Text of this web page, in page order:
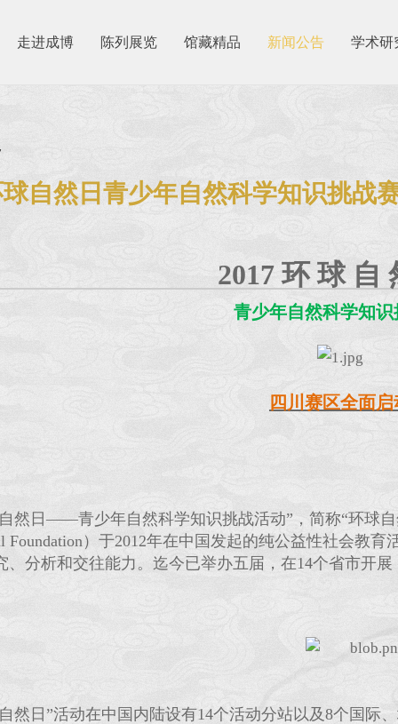
走进成博 陈列展览 馆藏精品 新闻公告 学术研
球自然日青少年自然科学知识挑战
2017 环 球 自
青少年自然科学知识
四川赛区全面启
然日——青少年自然科学知识挑战活动”，简称“环球
Foundation）于2012年在中国发起的纯公益性社会教
、分析和交往能力。迄今已举办五届，在14个省市开
然日”活动在中国内陆设有14个活动分站以及8个国际